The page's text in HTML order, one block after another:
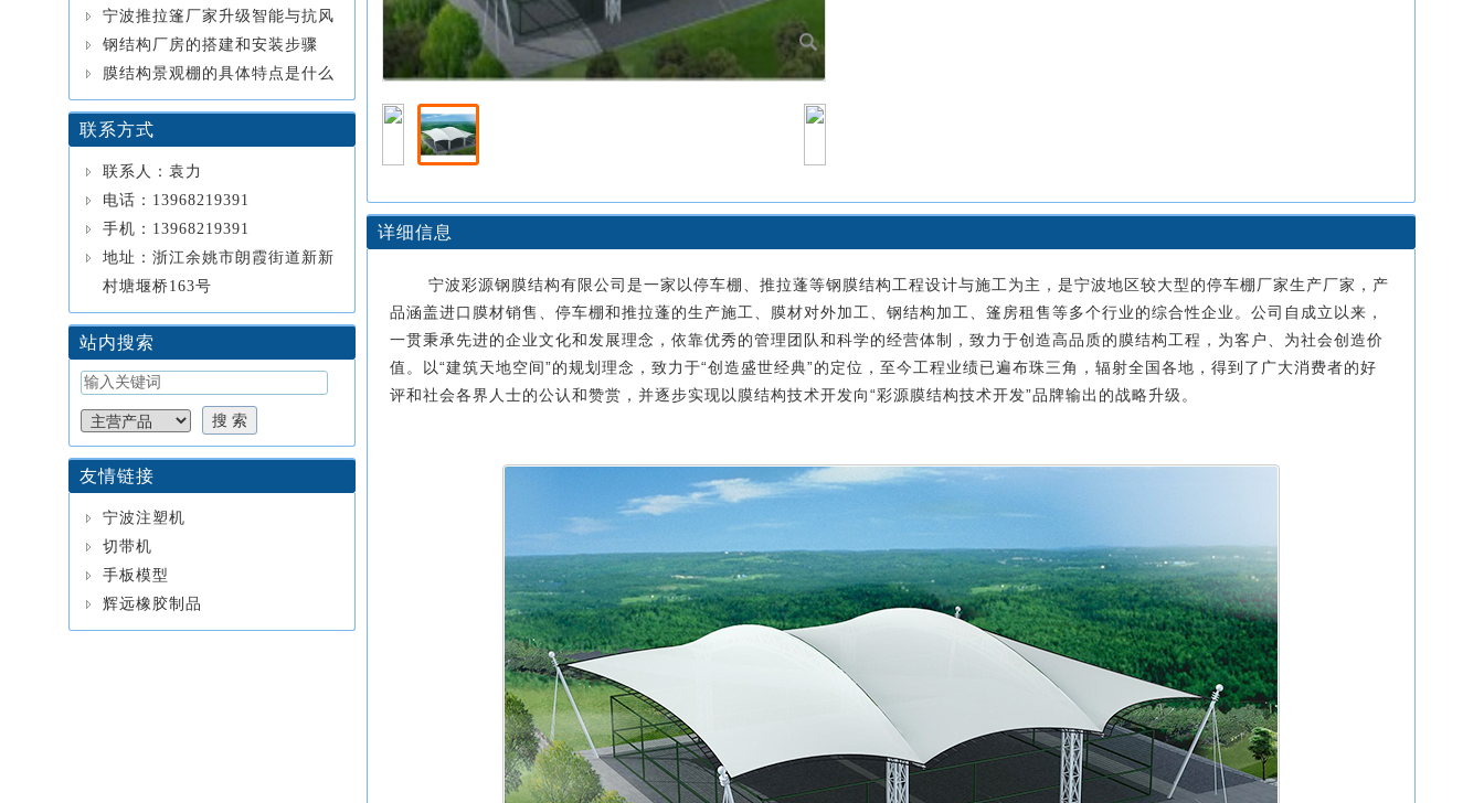
化浪潮，膜结构钢结构成主流
宁波推拉篷厂家升级智能与抗风
工艺，2026 广受园区企业青睐
钢结构厂房的搭建和安装步骤
膜结构景观棚的具体特点是什么
联系方式
联系人：袁力
电话：13968219391
手机：13968219391
地址：浙江余姚市朗霞街道新新
村塘堰桥163号
站内搜索
友情链接
宁波注塑机
切带机
手板模型
辉远橡胶制品
详细信息
宁波彩源钢膜结构有限公司是一家以停车棚、推拉蓬等钢膜结构工程设计与施工为主，是宁波地区较大型的停车棚厂家生产厂家，产
品涵盖进口膜材销售、停车棚和推拉蓬的生产施工、膜材对外加工、钢结构加工、篷房租售等多个行业的综合性企业。公司自成立以来，
一贯秉承先进的企业文化和发展理念，依靠优秀的管理团队和科学的经营体制，致力于创造高品质的膜结构工程，为客户、为社会创造价
值。
以“建筑天地空间”的规划理念，致力于“创造盛世经典”的定位，至今工程业绩已遍布珠三角，辐射全国各地，得到了广大消费者的好
评和社会各界人士的公认和赞赏，并逐步实现以膜结构技术开发向“彩源膜结构技术开发”品牌输出的战略升级。